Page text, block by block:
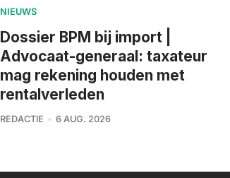
NIEUWS
Dossier BPM bij import |
Advocaat-generaal: taxateur
mag rekening houden met
rentalverleden
REDACTIE 6 AUG. 2026